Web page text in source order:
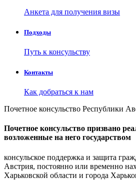
Анкета для получения визы
Подходы
Путь к консульству
Контакты
Как добраться к нам
Почетное консульство Республики
Почетное консульство призвано
возложенные на него государством
консульское поддержка и защита
Австрия, постоянно или временно
Харьковской области и города